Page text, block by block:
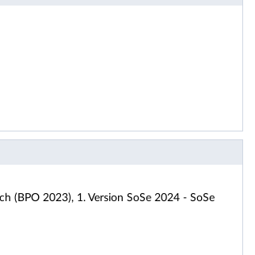
(BPO 2023), 1. Version SoSe 2024 - SoSe